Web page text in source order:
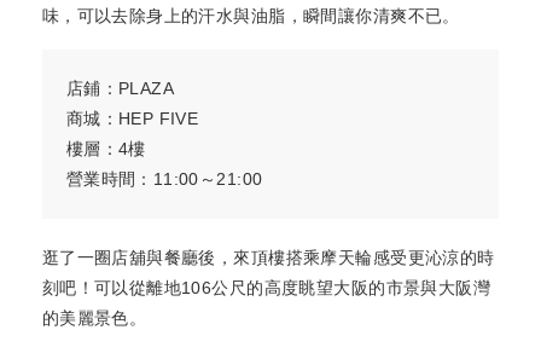
味，可以去除身上的汗水與油脂，瞬間讓你清爽不已。
店鋪：PLAZA
商城：HEP FIVE
樓層：4樓
營業時間：11:00～21:00
逛了一圈店舖與餐廳後，來頂樓搭乘摩天輪感受更沁涼的時
刻吧！可以從離地106公尺的高度眺望大阪的市景與大阪灣
的美麗景色。